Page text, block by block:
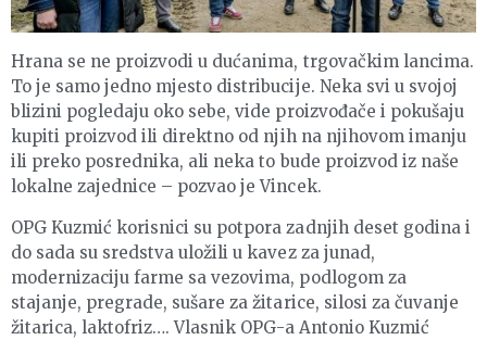
Hrana se ne proizvodi u dućanima, trgovačkim lancima.
To je samo jedno mjesto distribucije. Neka svi u svojoj
blizini pogledaju oko sebe, vide proizvođače i pokušaju
kupiti proizvod ili direktno od njih na njihovom imanju
ili preko posrednika, ali neka to bude proizvod iz naše
lokalne zajednice – pozvao je Vincek.
OPG Kuzmić korisnici su potpora zadnjih deset godina i
do sada su sredstva uložili u kavez za junad,
modernizaciju farme sa vezovima, podlogom za
stajanje, pregrade, sušare za žitarice, silosi za čuvanje
žitarica, laktofriz…. Vlasnik OPG-a Antonio Kuzmić